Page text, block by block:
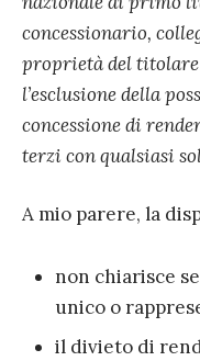
concessionario,
proprietà del titolare
l’esclusione della
concessione di
terzi con qualsiasi
A mio parere, la
non chiarisce
unico o
il divieto di